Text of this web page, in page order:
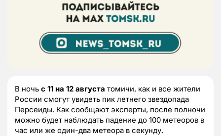
В ночь с 11 на 12 августа томичи, как и все жители
России смогут увидеть пик летнего звездопада
Персеиды. Как сообщают эксперты, после полночи
можно будет наблюдать падение до 100 метеоров в
час или же один-два метеора в секунду.